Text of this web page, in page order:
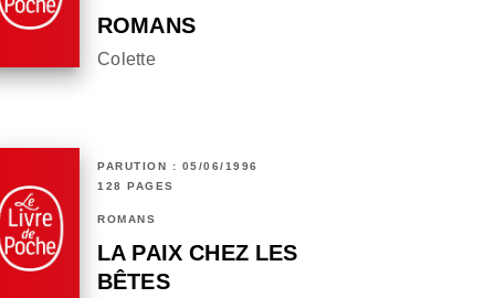
ROMANS
Colette
PARUTION : 05/06/1996
128 PAGES
ROMANS
LA PAIX CHEZ LES
BÊTES